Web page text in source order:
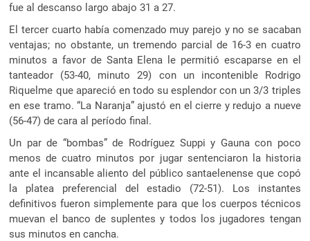
fue al descanso largo abajo 31 a 27.
El tercer cuarto había comenzado muy parejo y no se sacaban
ventajas; no obstante, un tremendo parcial de 16-3 en cuatro
minutos a favor de Santa Elena le permitió escaparse en el
tanteador (53-40, minuto 29) con un incontenible Rodrigo
Riquelme que apareció en todo su esplendor con un 3/3 triples
en ese tramo. “La Naranja” ajustó en el cierre y redujo a nueve
(56-47) de cara al período final.
Un par de “bombas” de Rodríguez Suppi y Gauna con poco
menos de cuatro minutos por jugar sentenciaron la historia
ante el incansable aliento del público santaelenense que copó
la platea preferencial del estadio (72-51). Los instantes
definitivos fueron simplemente para que los cuerpos técnicos
muevan el banco de suplentes y todos los jugadores tengan
sus minutos en cancha.